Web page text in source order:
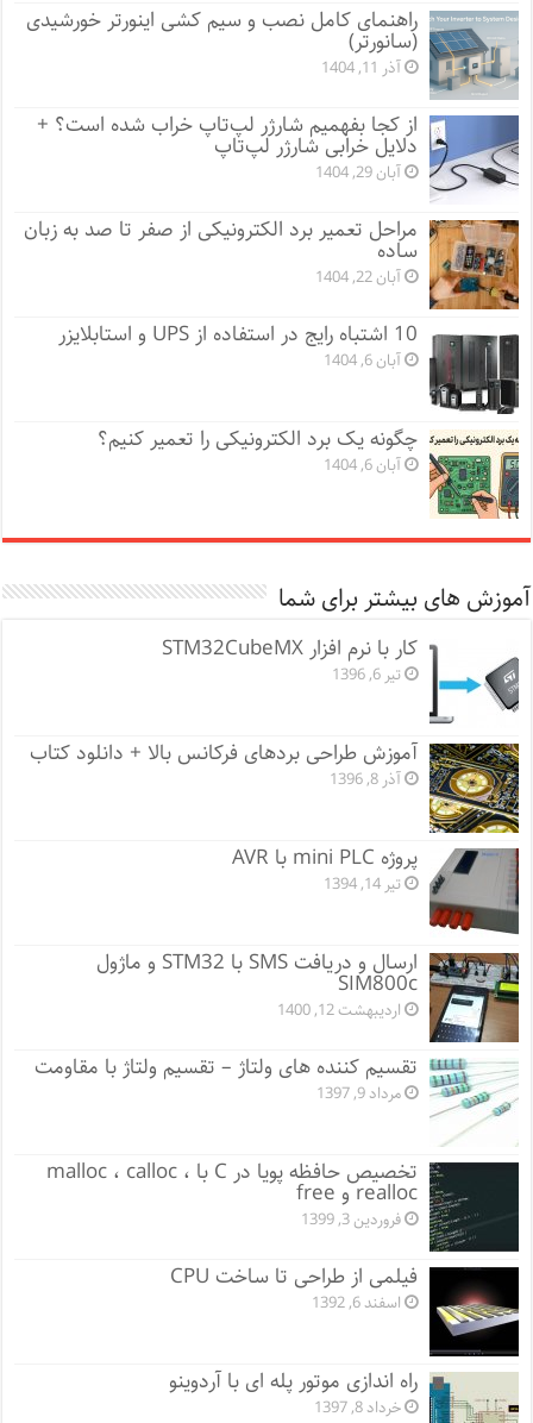
راهنمای کامل نصب و سیم کشی اینورتر خورشیدی
(سانورتر)
آذر 11, 1404
از کجا بفهمیم شارژر لپ‌تاپ خراب شده است؟ +
دلایل خرابی شارژر لپ‌تاپ
آبان 29, 1404
مراحل تعمیر برد الکترونیکی از صفر تا صد به زبان
ساده
آبان 22, 1404
10 اشتباه رایج در استفاده از UPS و استابلایزر
آبان 6, 1404
چگونه یک برد الکترونیکی را تعمیر کنیم؟
آبان 6, 1404
آموزش های بیشتر برای شما
کار با نرم افزار STM32CubeMX
تیر 6, 1396
آموزش طراحی بردهای فرکانس بالا + دانلود کتاب
آذر 8, 1396
پروژه mini PLC با AVR
تیر 14, 1394
ارسال و دریافت SMS با STM32 و ماژول
SIM800c
اردیبهشت 12, 1400
تقسیم‌ کننده‌ های ولتاژ – تقسیم ولتاژ با مقاومت
مرداد 9, 1397
تخصیص حافظه پویا در C با malloc ، calloc ،
realloc و free
فروردین 3, 1399
فیلمی از طراحی تا ساخت CPU
اسفند 6, 1392
راه اندازی موتور پله ای با آردوینو
خرداد 8, 1397